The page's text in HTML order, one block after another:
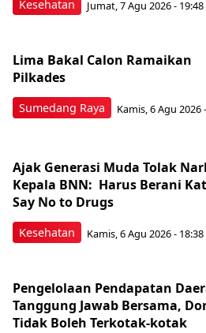
Kesehatan Jumat, 7 Agu 2026 - 19:48
Sumedang Raya
Lima Bakal Calon Ramaikan
Pilkades
Kamis, 6 Agu 2026
Kesehatan
Ajak Generasi Muda Tolak
Kepala BNN: Harus Berani
Say No to Drugs
Kamis, 6 Agu 2026 - 18:38
Pengelolaan Pendapatan
Tanggung Jawab Bersama,
Tidak Boleh Terkotak-kotak